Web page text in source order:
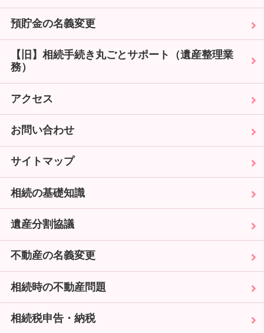
預貯金の名義変更
【旧】相続手続き丸ごとサポート（遺産整理業
務）
アクセス
お問い合わせ
サイトマップ
相続の基礎知識
遺産分割協議
不動産の名義変更
相続時の不動産問題
相続税申告・納税